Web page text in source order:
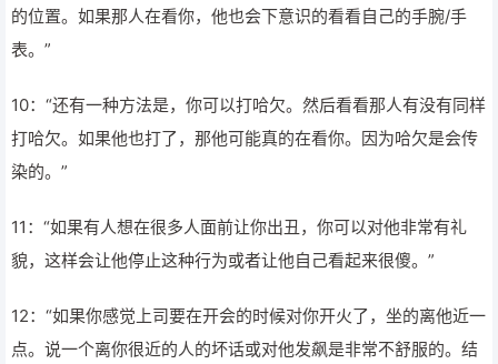
的位置。如果那人在看你，他也会下意识的看看自己的手腕/手
表。”
10：“还有一种方法是，你可以打哈欠。然后看看那人有没有同样
打哈欠。如果他也打了，那他可能真的在看你。因为哈欠是会传
染的。”
11：“如果有人想在很多人面前让你出丑，你可以对他非常有礼
貌，这样会让他停止这种行为或者让他自己看起来很傻。”
12：“如果你感觉上司要在开会的时候对你开火了，坐的离他近一
点。说一个离你很近的人的坏话或对他发飙是非常不舒服的。结